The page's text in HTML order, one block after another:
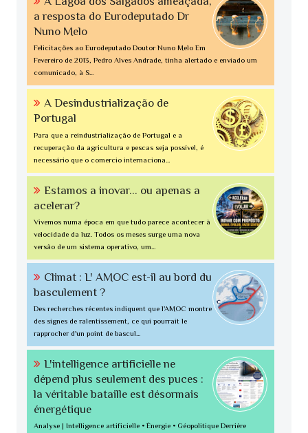
a resposta do Eurodeputado Dr
Nuno Melo
Felicitações ao Eurodeputado Doutor Nuno Melo Em
Fevereiro de 2013, Pedro Alves Andrade, tinha alertado e enviado um
comunicado, à S...
A Desindustrialização de
Portugal
Para que a reindustrialização de Portugal e a
recuperação da agricultura e pescas seja possível, é
necessário que o comercio internaciona...
Estamos a inovar... ou apenas a
acelerar?
Vivemos numa época em que tudo parece acontecer à
velocidade da luz. Todos os meses surge uma nova
versão de um sistema operativo, um...
Climat : L' AMOC est-il au bord du
basculement ?
Des recherches récentes indiquent que l'AMOC montre
des signes de ralentissement, ce qui pourrait le
rapprocher d'un point de bascul...
L'intelligence artificielle ne
dépend plus seulement des puces :
la véritable bataille est désormais
énergétique
Analyse | Intelligence artificielle • Énergie • Géopolitique Derrière